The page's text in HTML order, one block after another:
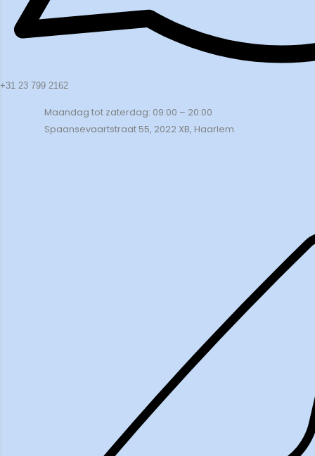
+31 23 799 2162
Maandag tot zaterdag: 09:00 – 20:00
Spaansevaartstraat 55, 2022 XB, Haarlem